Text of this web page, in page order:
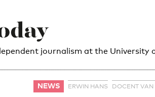
journalism at the University
NEWS ERWIN HANS DOCENT